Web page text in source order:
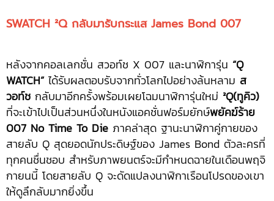
SWATCH ²Q กลับมารับกระแส James Bond 007
หลังจากคอลเลกชั่น สวอท์ช X 007 และนาฬิการุ่น “Q
WATCH”ได้รับผลตอบรับจากทั่วโลกไปอย่างล้นหลาม ส
วอท์ช กลับมาอีกครั้งพร้อมเผยโฉมนาฬิการุ่นใหม่ ²Q(ทูคิว)
ที่จะเข้าไปเป็นส่วนหนึ่งในหนังแอคชั่นฟอร์มยักษ์พยัคฆ์ร้าย
007 No Time To Die ภาคล่าสุด ฐานะนาฬิกาคู่กายของ
สายลับ Q สุดยอดนักประดิษฐ์ของ James Bond ตัวละครที่
ทุกคนชื่นชอบ สำหรับภาพยนตร์จะมีกำหนดฉายในเดือนพฤจิ
กายนนี้ โดยสายลับ Q จะดัดแปลงนาฬิกาเรือนโปรดของเขา
ให้ดูลึกลับมากยิ่งขึ้น